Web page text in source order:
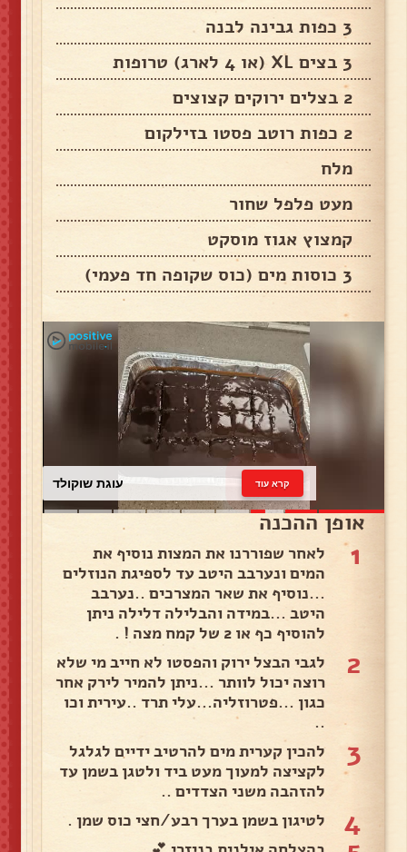
3 כפות גבינה לבנה
3 בצים XL (או 4 לארג) טרופות
2 בצלים ירוקים קצוצים
2 כפות רוטב פסטו בזילקום
מלח
מעט פלפל שחור
קמצוץ אגוז מוסקט
3 כוסות מים (כוס שקופה חד פעמי)
עוגת שוקולד קרא עוד
אופן ההכנה
1
לאחר שפוררנו את המצות נוסיף את
המים ונערבב היטב עד לספיגת הנוזלים
...נוסיף את שאר המצרכים ..נערבב
היטב ...במידה והבלילה דלילה ניתן
להוסיף כף או 2 של קמח מצה ! .
2
לגבי הבצל ירוק והפסטו לא חייב מי שלא
רוצה יכול לוותר ...ניתן להמיר לירק אחר
כגון ...פטרוזליה...עלי תרד ..עירית וכו
..
3
להכין קערית מים להרטיב ידיים לגלגל
לקציצה למעוך מעט ביד ולטגן בשמן עד
להזהבה משני הצדדים ..
4 לטיגון בשמן בערך רבע/חצי כוס שמן .